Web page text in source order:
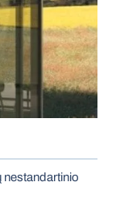
nestandartinio